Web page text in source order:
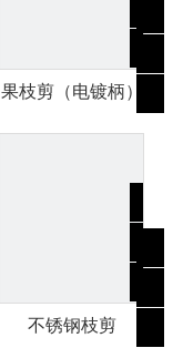
果枝剪（电镀柄）
不锈钢枝剪